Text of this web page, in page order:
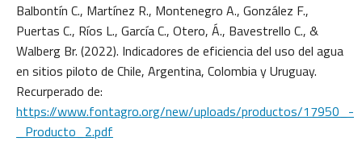
Balbontín C., Martínez R., Montenegro A., González F.,
Puertas C., Ríos L., García C., Otero, Á., Bavestrello C., &
Walberg Br. (2022). Indicadores de eficiencia del uso del agua
en sitios piloto de Chile, Argentina, Colombia y Uruguay.
Recurperado de:
https://www.fontagro.org/new/uploads/productos/17950_-
_Producto_2.pdf